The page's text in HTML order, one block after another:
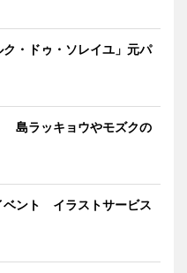
・ドゥ・ソレイユ」元パ
島ラッキョウやモズクの
ベント イラストサービス